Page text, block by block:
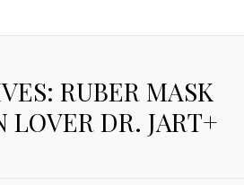
RUBER MASK
LOVER DR. JART+